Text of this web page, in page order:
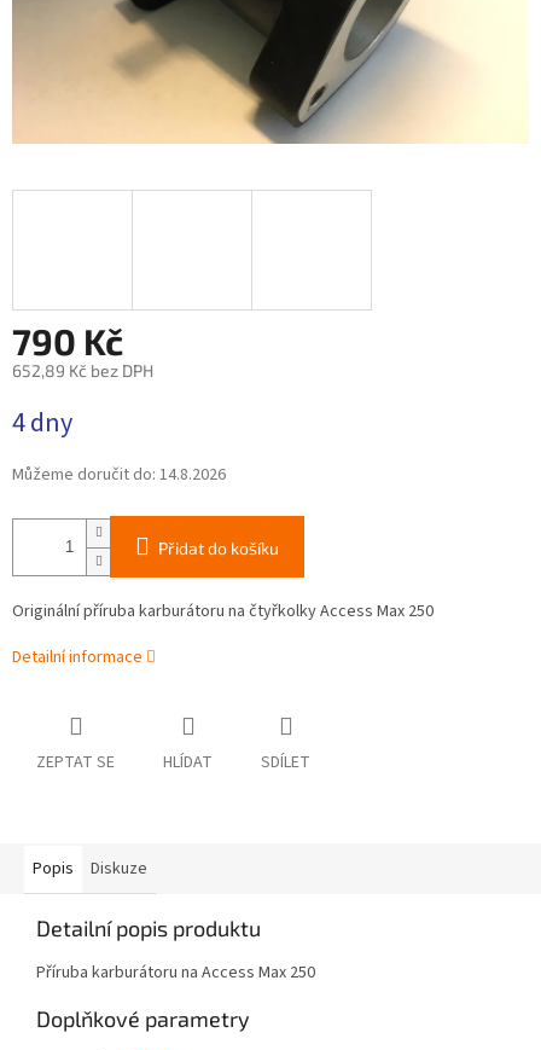
790 Kč
652,89 Kč bez DPH
cena:
4 dny
Můžeme doručit do: 14.8.2026
Přidat do košíku
Originální příruba karburátoru na čtyřkolky Access Max 250
Detailní informace
ZEPTAT SE HLÍDAT SDÍLET
Popis Diskuze
Detailní popis produktu
Příruba karburátoru na Access Max 250
Doplňkové parametry